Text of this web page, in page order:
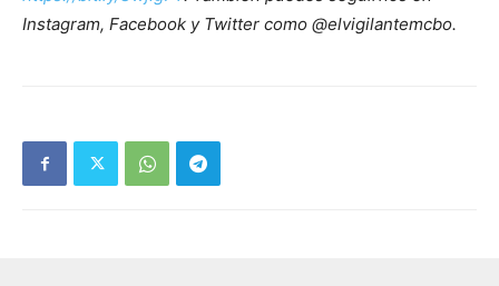
Instagram, Facebook y Twitter como @elvigilantemcbo.